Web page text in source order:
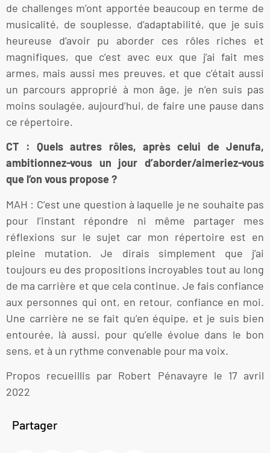
de challenges m’ont apportée beaucoup en terme de
musicalité, de souplesse, d’adaptabilité, que je suis
heureuse d’avoir pu aborder ces rôles riches et
magnifiques, que c’est avec eux que j’ai fait mes
armes, mais aussi mes preuves, et que c’était aussi
un parcours approprié à mon âge, je n’en suis pas
moins soulagée, aujourd’hui, de faire une pause dans
ce répertoire.
CT : Quels autres rôles, après celui de Jenufa,
ambitionnez-vous un jour d’aborder/aimeriez-vous
que l’on vous propose ?
MAH : C’est une question à laquelle je ne souhaite pas
pour l’instant répondre ni même partager mes
réflexions sur le sujet car mon répertoire est en
pleine mutation. Je dirais simplement que j’ai
toujours eu des propositions incroyables tout au long
de ma carrière et que cela continue. Je fais confiance
aux personnes qui ont, en retour, confiance en moi.
Une carrière ne se fait qu’en équipe, et je suis bien
entourée, là aussi, pour qu’elle évolue dans le bon
sens, et à un rythme convenable pour ma voix.
Propos recueillis par Robert Pénavayre le 17 avril
2022
Partager